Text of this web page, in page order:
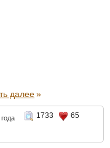
далее»
1733
65